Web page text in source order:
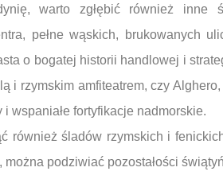
warto zgłębić również inne
pełne wąskich, brukowanych
o bogatej historii handlowej i
i rzymskim amfiteatrem, czy
i wspaniałe fortyfikacje nadmorskie.
również śladów rzymskich i
można podziwiać pozostałości